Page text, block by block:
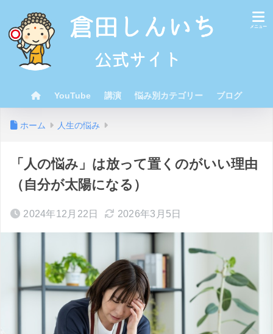
YouTube 講演 悩み別カテゴリー ブログ
ホーム 人生の悩み
「人の悩み」は放って置くのがいい理由
（自分が太陽になる）
2024年12月22日 2026年3月5日